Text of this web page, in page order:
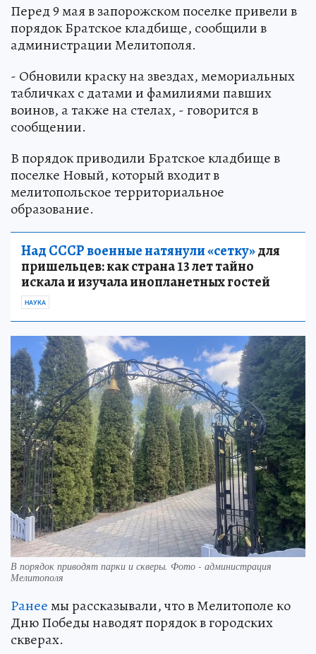
Перед 9 мая в запорожском поселке привели в
порядок Братское кладбище, сообщили в
администрации Мелитополя.
- Обновили краску на звездах, мемориальных
табличках с датами и фамилиями павших
воинов, а также на стелах, - говорится в
сообщении.
В порядок приводили Братское кладбище в
поселке Новый, который входит в
мелитопольское территориальное
образование.
Над СССР военные натянули «сетку»для
пришельцев: как страна 13 лет тайно
искала и изучала инопланетных гостей
НАУКА
В порядок приводят парки и скверы. Фото - администрация
Мелитополя
Ранеемы рассказывали, что в Мелитополе ко
Дню Победы наводят порядок в городских
скверах.